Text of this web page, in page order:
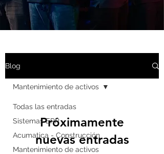
Blog
Todas las entradas
Sistemas ERP
Acumatica - Construcción
Mantenimiento de activos
Mantenimiento de activos
Próximamente
nuevas entradas